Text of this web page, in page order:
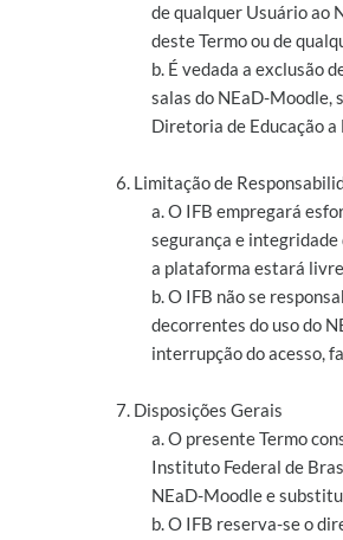
de qualquer Usuário ao
deste Termo ou de
b. É vedada a exclusão
salas do NEaD-Moodle,
Diretoria de Educação
6. Limitação de
a. O IFB empregará
segurança e
a plataforma estará
b. O IFB não se
decorrentes do uso do
interrupção do acesso,
7. Disposições Gerais
a. O presente Termo
Instituto Federal de
NEaD-Moodle e
b. O IFB reserva-se o